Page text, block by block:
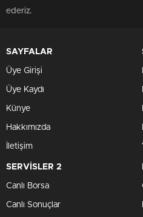
ederiz.
SAYFALAR
Üye Girişi
Üye Kaydı
Künye
Hakkımızda
İletişim
SERVİSLER 2
Canlı Borsa
Canlı Sonuçlar